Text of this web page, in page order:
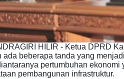
HILIR - Ketua DPRD
ada beberapa tanda yang
pertumbuhan
pembangunan infrastruktur.